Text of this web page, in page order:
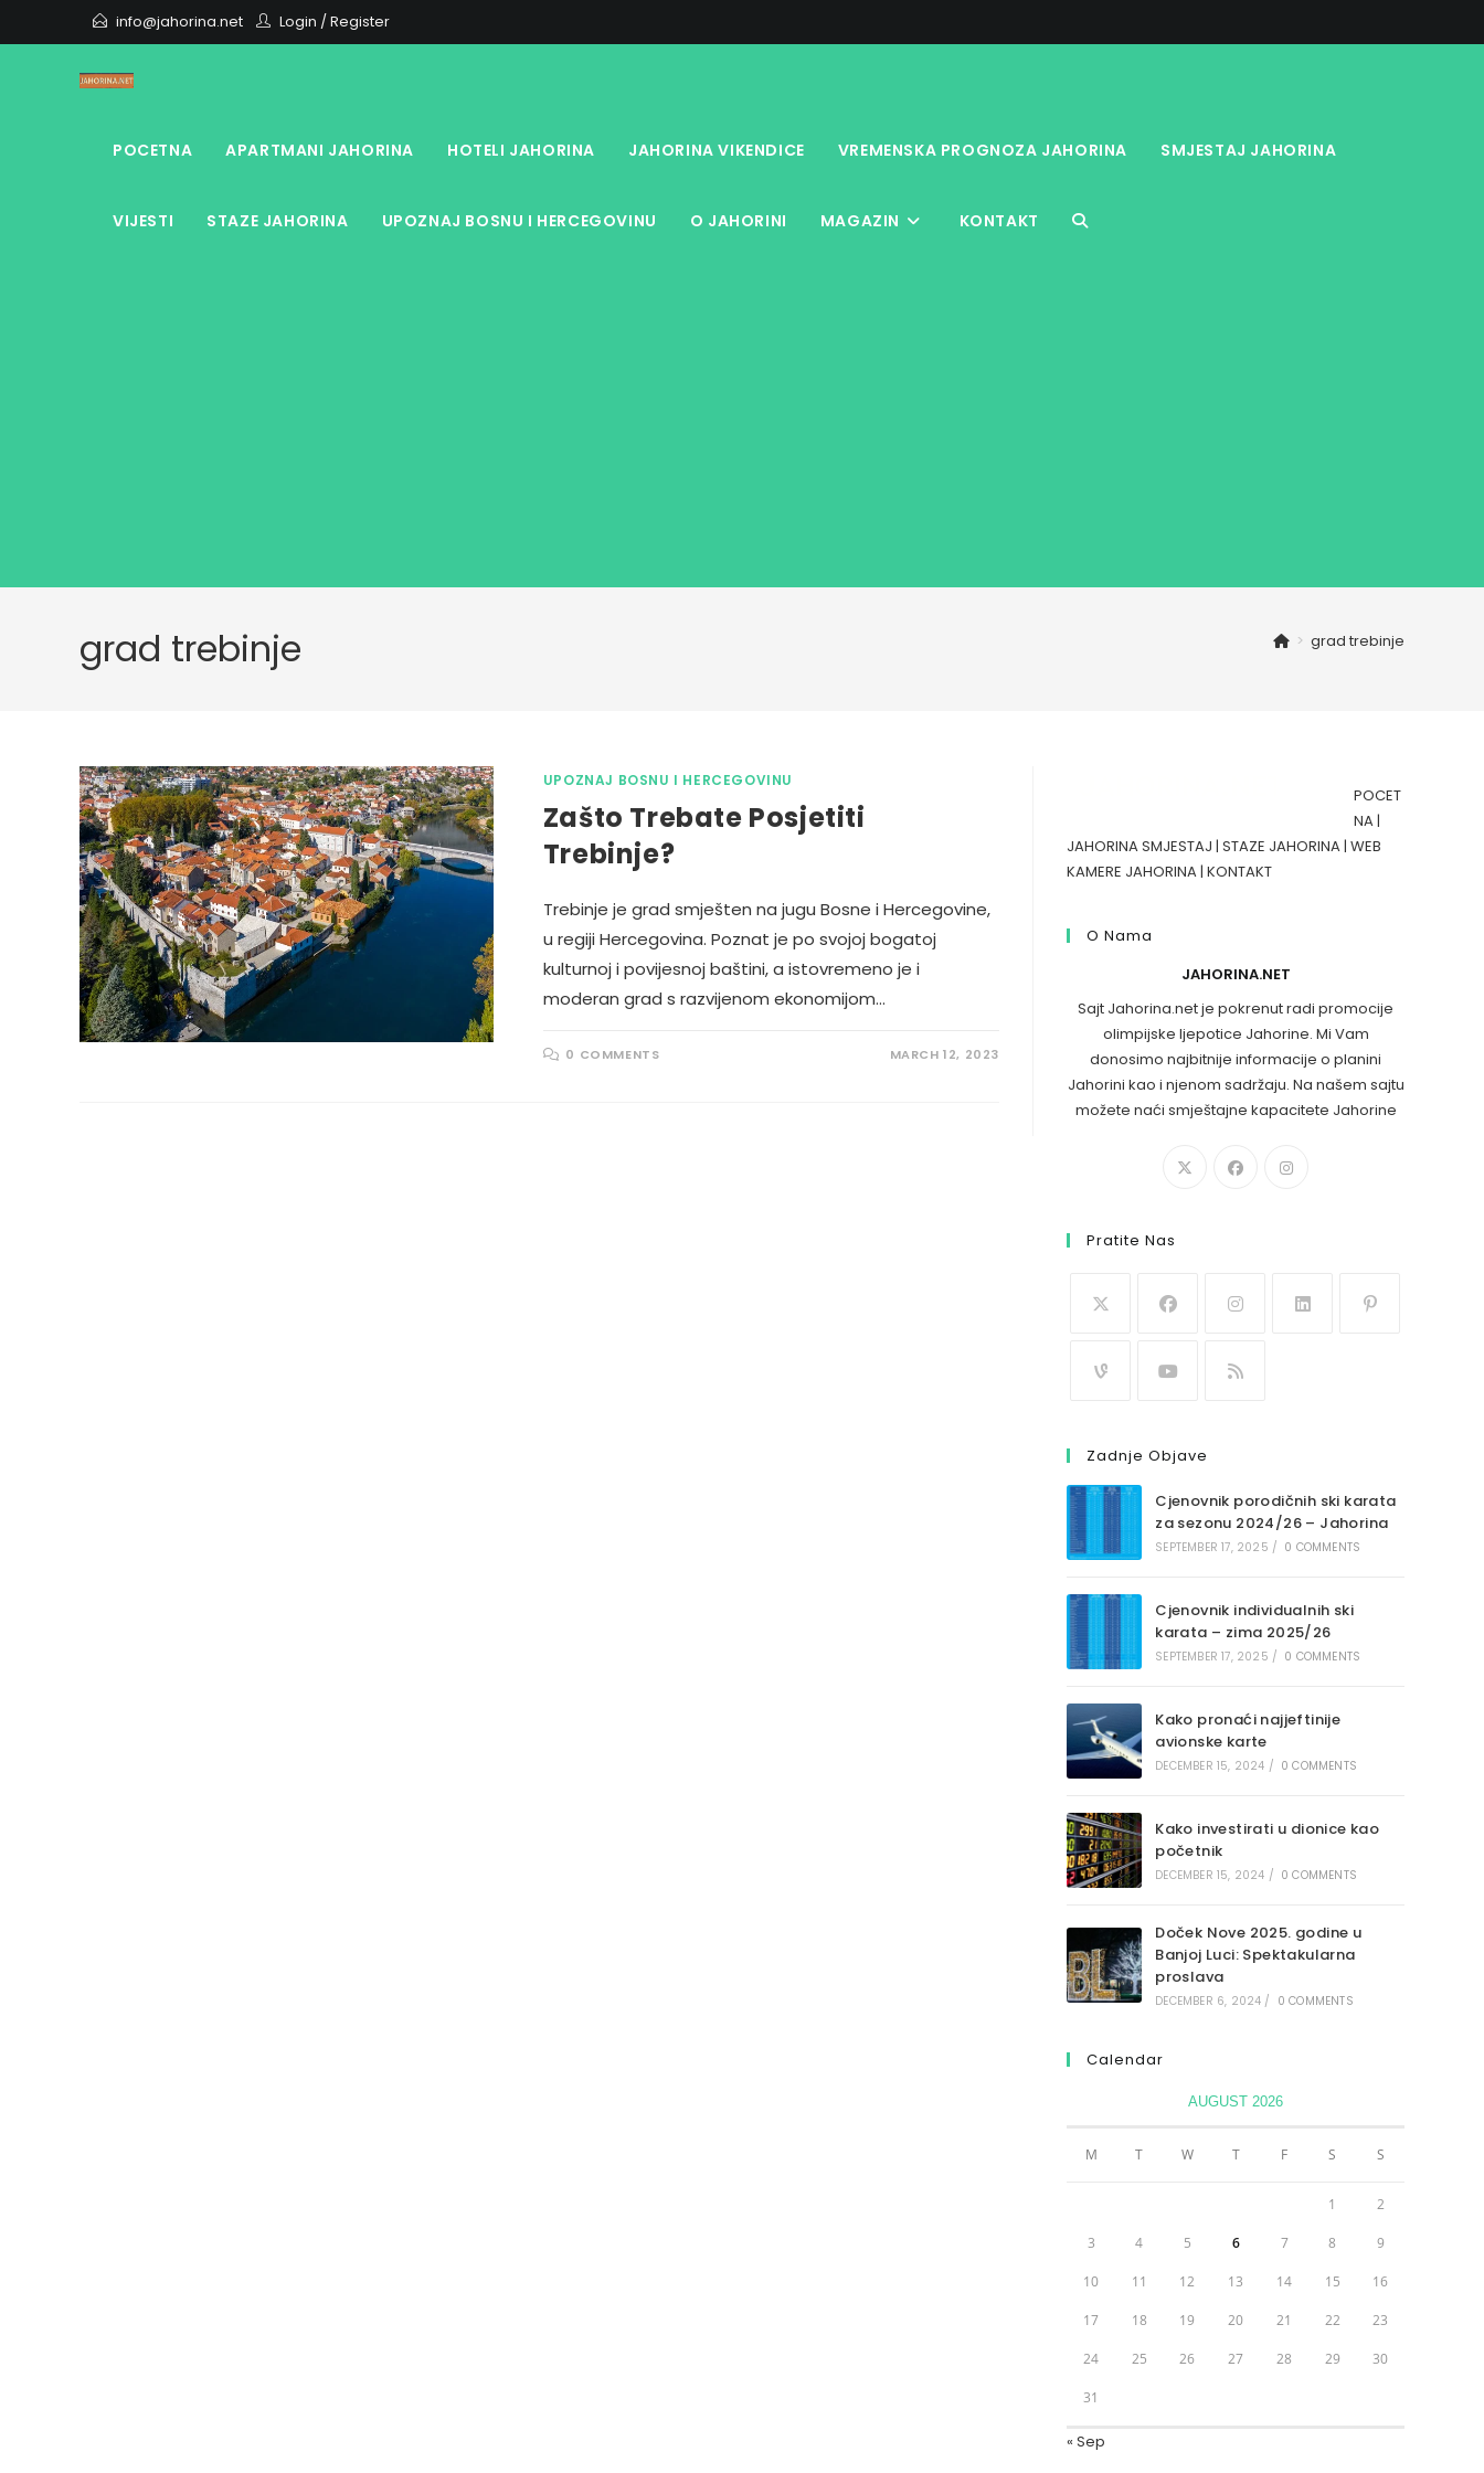
to
info@jahorina.net Login /Register
POCETNA APARTMANI JAHORINA HOTELI JAHORINA JAHORINA VIKENDICE VREMENSKA PROGNOZA JAHORINA SMJESTAJ JAHORINA
VIJESTI STAZE JAHORINA UPOZNAJ BOSNU I HERCEGOVINU O JAHORINI MAGAZIN KONTAKT TOGGLE
grad trebinje > grad trebinje
UPOZNAJ BOSNU I HERCEGOVINU
Zašto Trebate Posjetiti
Trebinje?
Trebinje je grad smješten na jugu Bosne i Hercegovine,
u regiji Hercegovina. Poznat je po svojoj bogatoj
kulturnoj i povijesnoj baštini, a istovremeno je i
moderan grad s razvijenom ekonomijom…
0 COMMENTS MARCH 12, 2023
POCET
NA|
JAHORINA SMJESTAJ | STAZE JAHORINA| WEB
KAMERE JAHORINA| KONTAKT
O Nama
JAHORINA.NET
Sajt Jahorina.net je pokrenut radi promocije
olimpijske ljepotice Jahorine. Mi Vam
donosimo najbitnije informacije o planini
Jahorini kao i njenom sadržaju. Na našem sajtu
možete naći smještajne kapacitete Jahorine
Pratite Nas
Zadnje Objave
Cjenovnik porodičnih ski karata
za sezonu 2024/26 – Jahorina
SEPTEMBER 17, 2025 / 0 COMMENTS
Cjenovnik individualnih ski
karata – zima 2025/26
SEPTEMBER 17, 2025 / 0 COMMENTS
Kako pronaći najjeftinije
avionske karte
DECEMBER 15, 2024 / 0 COMMENTS
Kako investirati u dionice kao
početnik
DECEMBER 15, 2024 / 0 COMMENTS
Doček Nove 2025. godine u
Banjoj Luci: Spektakularna
proslava
DECEMBER 6, 2024 / 0 COMMENTS
Calendar
AUGUST 2026
M T W T F S S
1 2
3 4 5 6 7 8 9
10 11 12 13 14 15 16
17 18 19 20 21 22 23
24 25 26 27 28 29 30
31
« Sep